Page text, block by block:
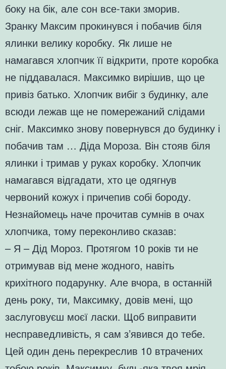
боку на бік, але сон все-таки зморив.
Зранку Максим прокинувся і побачив біля
ялинки велику коробку. Як лише не
намагався хлопчик її відкрити, проте коробка
не піддавалася. Максимко вирішив, що це
привіз батько. Хлопчик вибіг з будинку, але
всюди лежав ще не помережаний слідами
сніг. Максимко знову повернувся до будинку і
побачив там … Діда Мороза. Він стояв біля
ялинки і тримав у руках коробку. Хлопчик
намагався відгадати, хто це одягнув
червоний кожух і причепив собі бороду.
Незнайомець наче прочитав сумнів в очах
хлопчика, тому переконливо сказав:
– Я – Дід Мороз. Протягом 10 років ти не
отримував від мене жодного, навіть
крихітного подарунку. Але вчора, в останній
день року, ти, Максимку, довів мені, що
заслуговуєш моєї ласки. Щоб виправити
несправедливість, я сам з’явився до тебе.
Цей один день перекреслив 10 втрачених